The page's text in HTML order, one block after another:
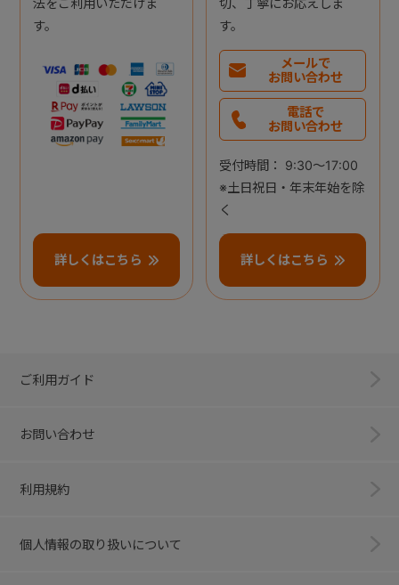
法をご利用いただけま
す。
詳しくはこちら
切、丁寧にお応えしま
す。
メールで
お問い合わせ
電話で
お問い合わせ
受付時間： 9:30～17:00
※土日祝日・年末年始を除
く
詳しくはこちら
ご利用ガイド
お問い合わせ
利用規約
個人情報の取り扱いについて